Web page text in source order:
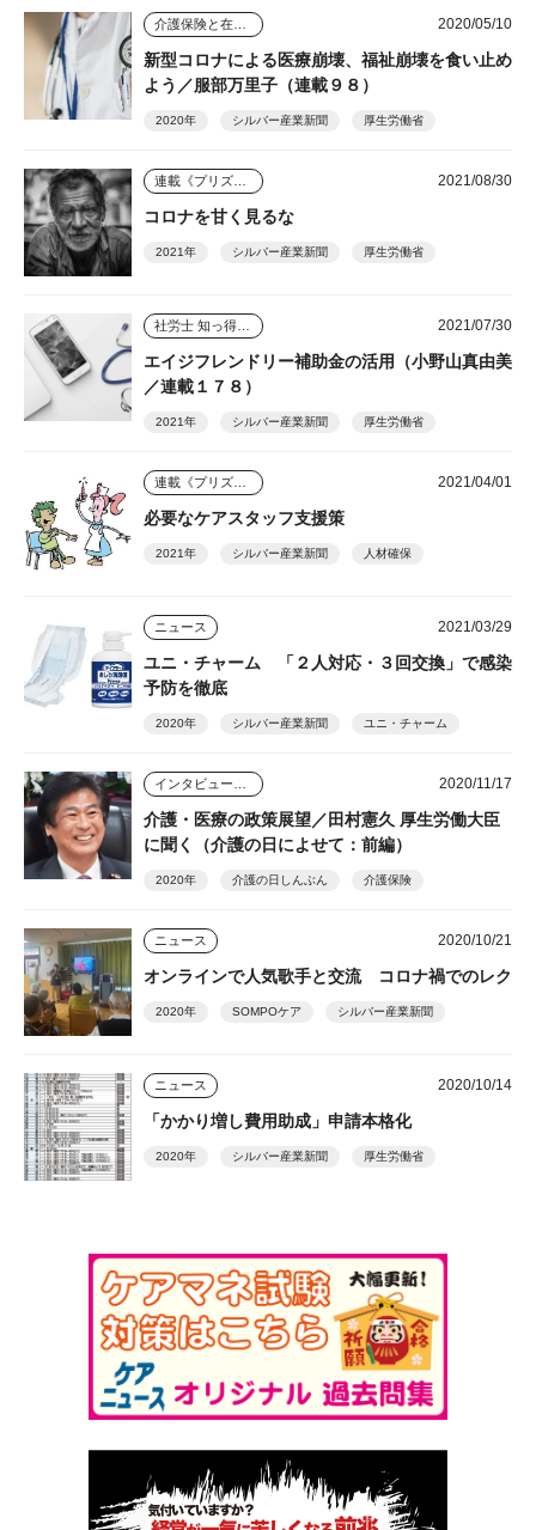
2020/05/10
新型コロナによる医療崩壊、福祉崩壊を食い止め
よう／服部万里子（連載９８）
2020年 シルバー産業新聞 厚生労働省
2021/08/30
コロナを甘く見るな
2021年 シルバー産業新聞 厚生労働省
2021/07/30
エイジフレンドリー補助金の活用（小野山真由美
／連載１７８）
2021年 シルバー産業新聞 厚生労働省
2021/04/01
必要なケアスタッフ支援策
2021年 シルバー産業新聞 人材確保
ニュース 2021/03/29
ユニ・チャーム 「２人対応・３回交換」で感染
予防を徹底
2020年 シルバー産業新聞 ユニ・チャーム
2020/11/17
介護・医療の政策展望／田村憲久 厚生労働大臣
に聞く（介護の日によせて：前編）
2020年 介護の日しんぶん 介護保険
ニュース 2020/10/21
オンラインで人気歌手と交流 コロナ禍でのレク
2020年 SOMPOケア シルバー産業新聞
ニュース 2020/10/14
「かかり増し費用助成」申請本格化
2020年 シルバー産業新聞 厚生労働省